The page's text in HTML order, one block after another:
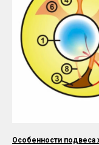
Особенности подвеса